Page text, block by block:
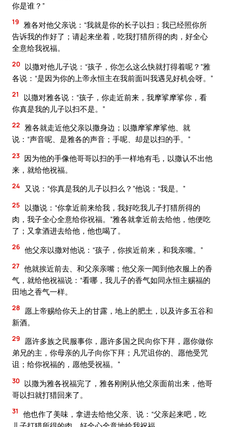
你是谁？”
19
雅各对他父亲说：“我就是你的长子以扫；我已经照你所
告诉我的作好了；请起来坐着，吃我打猎所得的肉，好全心
全意给我祝福。
20 以撒对他儿子说：“孩子，你怎么这么快就打得着呢？”雅
各说：“是因为你的上帝永恒主在我前面叫我遇见好机会呀。”
21
以撒对雅各说：“孩子，你走近前来，我摩挲摩挲你，看
你真是我的儿子以扫不是。”
22 雅各就走近他父亲以撒身边；以撒摩挲摩挲他、就
说：“声音呢、是雅各的声音；手呢、却是以扫的手。”
23 因为他的手像他哥哥以扫的手一样地有毛，以撒认不出他
来，就给他祝福。
24 又说：“你真是我的儿子以扫么？”他说：“我是。”
25
以撒说：“你拿近前来给我，我好吃我儿子打猎所得的
肉，我子全心全意给你祝福。”雅各就拿近前去给他，他便吃
了；又拿酒进去给他，他也喝了。
26 他父亲以撒对他说：“孩子，你挨近前来，和我亲嘴。”
27 他就挨近前去、和父亲亲嘴；他父亲一闻到他衣服上的香
气，就给他祝福说：“看哪，我儿子的香气如同永恒主赐福的
田地之香气一样。
28
愿上帝赐给你天上的甘露，地上的肥土，以及许多五谷和
新酒。
29
愿许多族之民服事你，愿许多国之民向你下拜，愿你做你
弟兄的主，你母亲的儿子向你下拜；凡咒诅你的、愿他受咒
诅；给你祝福的，愿他受祝福。”
30 以撒为雅各祝福完了，雅各刚刚从他父亲面前出来，他哥
哥以扫就打猎回来了。
31
他也作了美味，拿进去给他父亲、说：“父亲起来吧，吃